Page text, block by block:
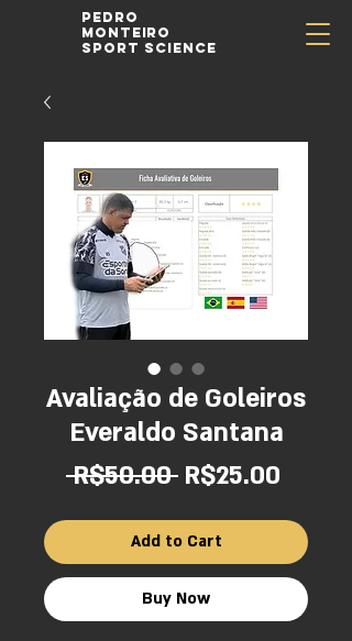
Pedro
Monteiro
Sport Science
Avaliação de Goleiros
Everaldo Santana
R$50.00 Regular
R$25.00
Add to Cart
Buy Now